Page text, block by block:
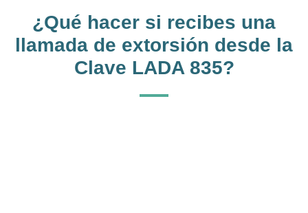
¿Qué hacer si recibes una
llamada de extorsión desde la
Clave LADA 835?